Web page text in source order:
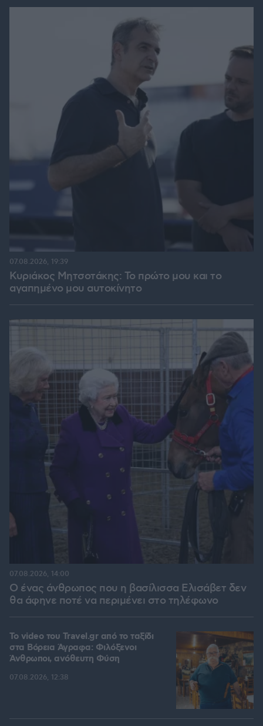
Κυριάκος Μητσοτάκης: Το πρώτο μου και το
αγαπημένο μου αυτοκίνητο
07.08.2026, 19:39
Ο ένας άνθρωπος που η βασίλισσα Ελισάβετ δεν
θα άφηνε ποτέ να περιμένει στο τηλέφωνο
07.08.2026, 14:00
To video του Travel.gr από το ταξίδι
στα Βόρεια Άγραφα: Φιλόξενοι
Άνθρωποι, ανόθευτη Φύση
07.08.2026, 12:38